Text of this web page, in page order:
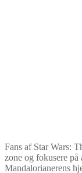
Fans af Star Wars:
zone og fokusere
Mandalorianerens